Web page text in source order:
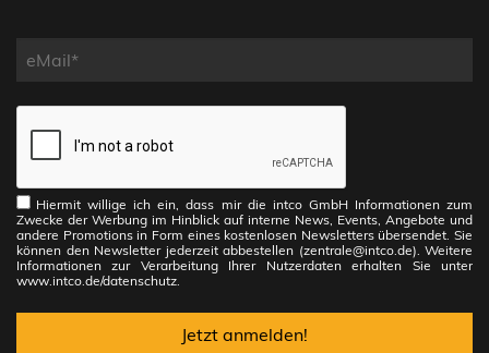
Hiermit willige ich ein, dass mir die intco GmbH Informationen zum
Zwecke der Werbung im Hinblick auf interne News, Events, Angebote und
andere Promotions in Form eines kostenlosen Newsletters übersendet. Sie
können den Newsletter jederzeit abbestellen (zentrale@intco.de). Weitere
Informationen zur Verarbeitung Ihrer Nutzerdaten erhalten Sie unter
www.intco.de/datenschutz.
Jetzt anmelden!